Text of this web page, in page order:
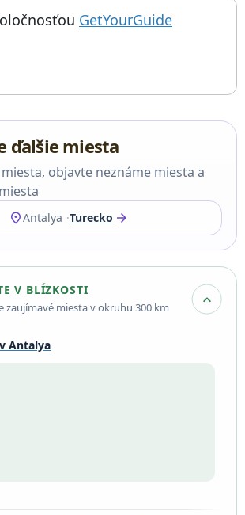
Hadriánova brána, Hadrian Kale Kapısı,
GetYourGuide; otvorí sa
ďalšie miesta
objavte neznáme miesta a
location_onAntalya Turecko arrow_forward
V BLÍZKOSTI
zaujímavé miesta v okruhu 300 km expand_more
Antalya